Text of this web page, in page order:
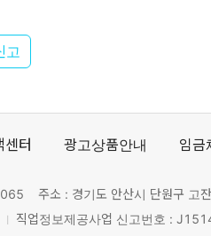
고
센터 광고상품안내 임금
주소 : 경기도 안산시 단원구
직업정보제공사업 신고번호 :